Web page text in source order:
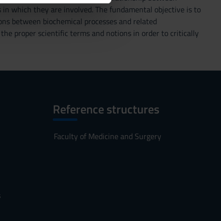
che hai fornito loro o
which they are involved. The fundamental objective is to
between biochemical processes and related
proper scientific terms and notions in order to critically
Reference structures
Faculty of Medicine and Surgery